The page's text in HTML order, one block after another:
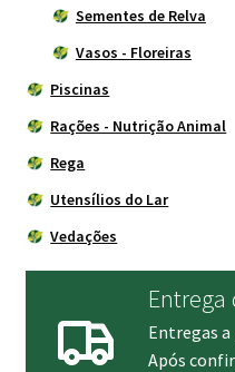
Sementes de Relva
Vasos - Floreiras
Piscinas
Rações - Nutrição Animal
Rega
Utensílios do Lar
Vedações
Entregas a
Após